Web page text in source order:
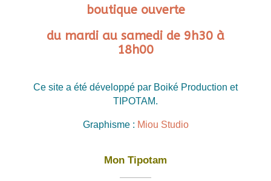
boutique ouverte
du mardi au samedi de 9h30 à
18h00
Ce site a été développé par Boiké Production et
TIPOTAM.
Graphisme : Miou Studio
Mon Tipotam